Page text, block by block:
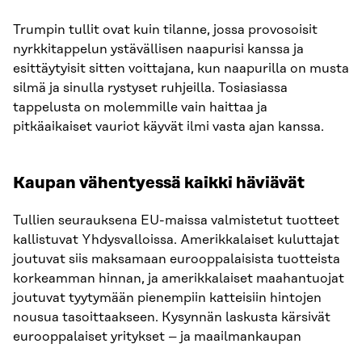
Trumpin tullit ovat kuin tilanne, jossa provosoisit
nyrkkitappelun ystävällisen naapurisi kanssa ja
esittäytyisit sitten voittajana, kun naapurilla on musta
silmä ja sinulla rystyset ruhjeilla. Tosiasiassa
tappelusta on molemmille vain haittaa ja
pitkäaikaiset vauriot käyvät ilmi vasta ajan kanssa.
Kaupan vähentyessä kaikki häviävät
Tullien seurauksena EU-maissa valmistetut tuotteet
kallistuvat Yhdysvalloissa. Amerikkalaiset kuluttajat
joutuvat siis maksamaan eurooppalaisista tuotteista
korkeamman hinnan, ja amerikkalaiset maahantuojat
joutuvat tyytymään pienempiin katteisiin hintojen
nousua tasoittaakseen. Kysynnän laskusta kärsivät
eurooppalaiset yritykset – ja maailmankaupan